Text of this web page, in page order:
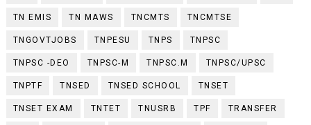
TN EMIS TN MAWS TNCMTS TNCMTSE
TNGOVTJOBS TNPESU TNPS TNPSC
TNPSC -DEO TNPSC-M TNPSC.M TNPSC/UPSC
TNPTF TNSED TNSED SCHOOL TNSET
TNSET EXAM TNTET TNUSRB TPF TRANSFER